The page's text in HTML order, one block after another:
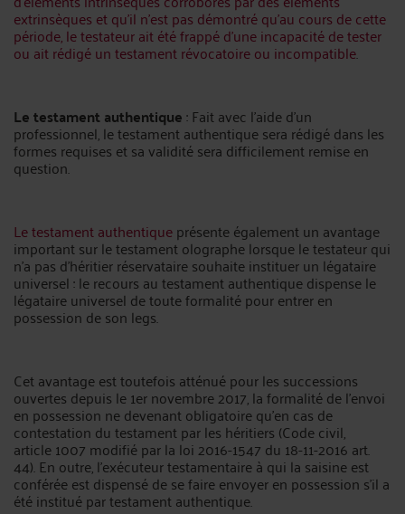
extrinsèques et qu’il n’est pas démontré qu’au cours de cette
période, le testateur ait été frappé d’une incapacité de tester
ou ait rédigé un testament révocatoire ou incompatible.
Le testament authentique: Fait avec l’aide d’un
professionnel, le testament authentique sera rédigé dans les
formes requises et sa validité sera difficilement remise en
question.
Le testament authentiqueprésente également un avantage
important sur le testament olographe lorsque le testateur qui
n’a pas d’héritier réservataire souhaite instituer un légataire
universel : le recours au testament authentique dispense le
légataire universel de toute formalité pour entrer en
possession de son legs.
Cet avantage est toutefois atténué pour les successions
ouvertes depuis le 1er novembre 2017, la formalité de l’envoi
en possession ne devenant obligatoire qu’en cas de
contestation du testament par les héritiers (Code civil,
article 1007 modifié par la loi 2016-1547 du 18-11-2016 art.
44). En outre, l’exécuteur testamentaire à qui la saisine est
conférée est dispensé de se faire envoyer en possession s’il a
été institué par testament authentique.